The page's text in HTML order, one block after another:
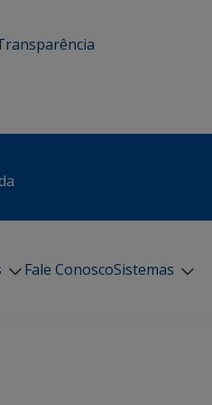
Fale ConoscoSistemas